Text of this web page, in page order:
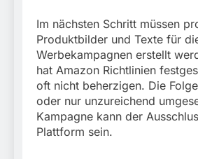
Im nächsten Schritt müssen
Produktbilder und Texte für
Werbekampagnen erstellt
hat Amazon Richtlinien
oft nicht beherzigen. Die
oder nur unzureichend
Kampagne kann der
Plattform sein.